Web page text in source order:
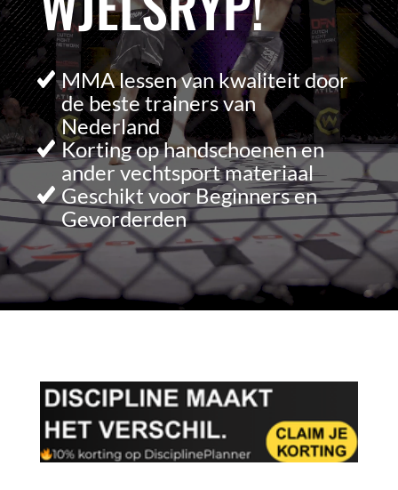
MMA lessen van kwaliteit door
de beste trainers van
Nederland
Korting op handschoenen en
ander vechtsport materiaal
Geschikt voor Beginners en
Gevorderden